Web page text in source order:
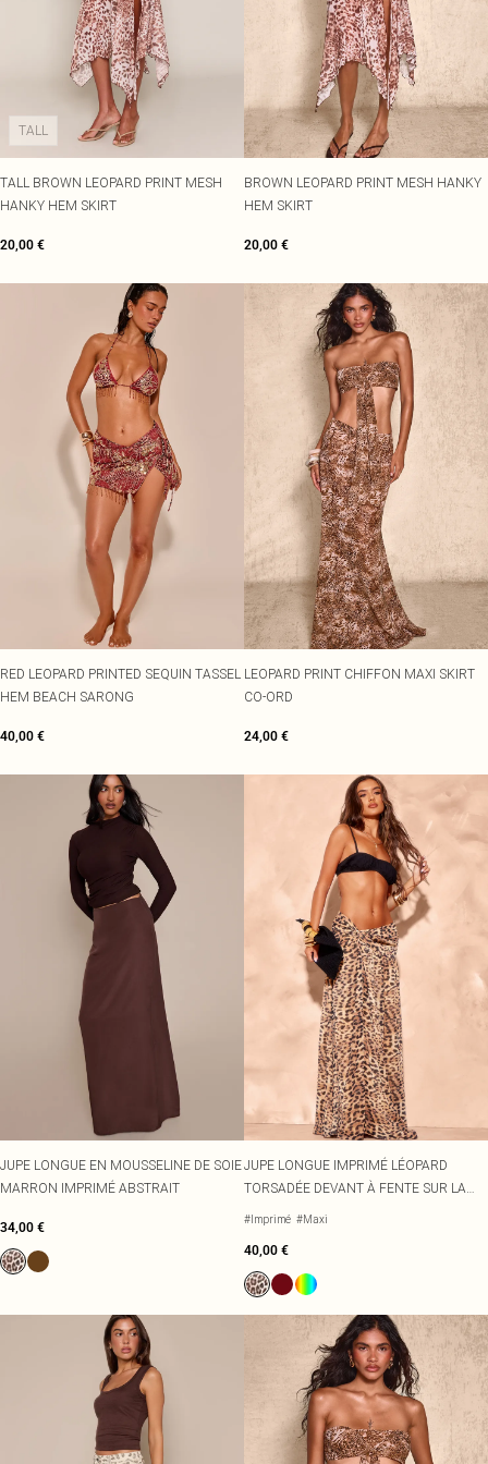
TALL
TALL BROWN LEOPARD PRINT MESH
HANKY HEM SKIRT
20,00 €
BROWN LEOPARD PRINT MESH HANKY
HEM SKIRT
20,00 €
RED LEOPARD PRINTED SEQUIN TASSEL
HEM BEACH SARONG
40,00 €
LEOPARD PRINT CHIFFON MAXI SKIRT
CO-ORD
24,00 €
JUPE LONGUE EN MOUSSELINE DE SOIE
MARRON IMPRIMÉ ABSTRAIT
34,00 €
JUPE LONGUE IMPRIMÉ LÉOPARD
TORSADÉE DEVANT À FENTE SUR LA
CUISSE
#Imprimé #Maxi
40,00 €